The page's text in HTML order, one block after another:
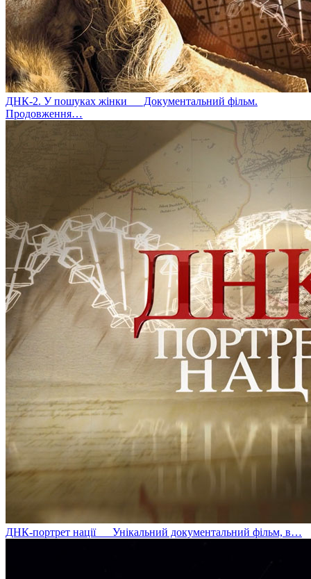
ДНК-2. У пошуках жінки
Документальний фільм.
Продовження…
ДНК-портрет нації Унікальний документальний фільм, в…